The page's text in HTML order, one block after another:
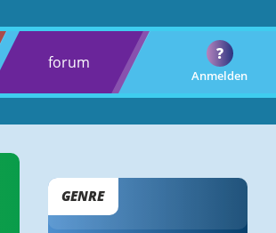
forum
Anmelden
?
GENRE